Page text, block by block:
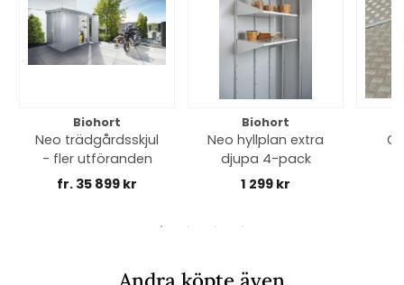
Biohort
Neo trädgårdsskjul
- fler utföranden
fr. 35 899 kr
Biohort
Neo hyllplan extra
djupa 4-pack
1 299 kr